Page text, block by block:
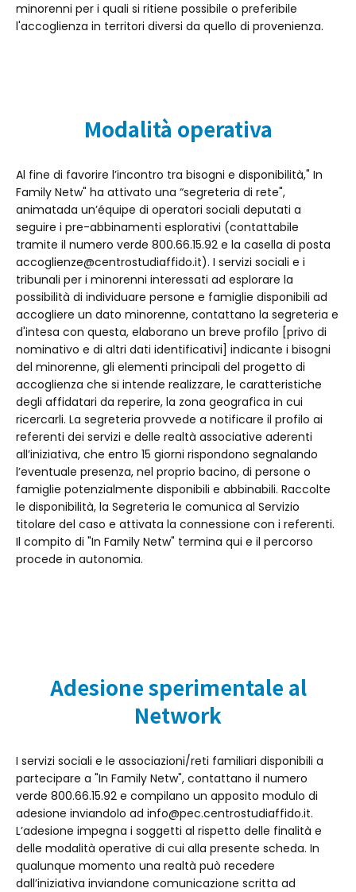
minorenni per i quali si ritiene possibile o preferibile
l'accoglienza in territori diversi da quello di provenienza.
Modalità operativa
Al fine di favorire l’incontro tra bisogni e disponibilità," In
Family Netw" ha attivato una “segreteria di rete",
animatada un’équipe di operatori sociali deputati a
seguire i pre-abbinamenti esplorativi (contattabile
tramite il numero verde 800.66.15.92 e la casella di posta
accoglienze@centrostudiaffido.it). I servizi sociali e i
tribunali per i minorenni interessati ad esplorare la
possibilità di individuare persone e famiglie disponibili ad
accogliere un dato minorenne, contattano la segreteria e
d'intesa con questa, elaborano un breve profilo [privo di
nominativo e di altri dati identificativi] indicante i bisogni
del minorenne, gli elementi principali del progetto di
accoglienza che si intende realizzare, le caratteristiche
degli affidatari da reperire, la zona geografica in cui
ricercarli. La segreteria provvede a notificare il profilo ai
referenti dei servizi e delle realtà associative aderenti
all’iniziativa, che entro 15 giorni rispondono segnalando
l’eventuale presenza, nel proprio bacino, di persone o
famiglie potenzialmente disponibili e abbinabili. Raccolte
le disponibilità, la Segreteria le comunica al Servizio
titolare del caso e attivata la connessione con i referenti.
Il compito di "In Family Netw" termina qui e il percorso
procede in autonomia.
Adesione sperimentale al
Network
I servizi sociali e le associazioni/reti familiari disponibili a
partecipare a "In Family Netw", contattano il numero
verde 800.66.15.92 e compilano un apposito modulo di
adesione inviandolo ad info@pec.centrostudiaffido.it.
L’adesione impegna i soggetti al rispetto delle finalità e
delle modalità operative di cui alla presente scheda. In
qualunque momento una realtà può recedere
dall’iniziativa inviandone comunicazione scritta ad